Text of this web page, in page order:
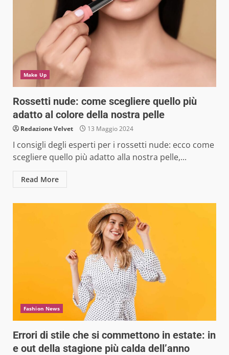
Make Up
Rossetti nude: come scegliere quello più
adatto al colore della nostra pelle
Redazione Velvet 13 Maggio 2024
I consigli degli esperti per i rossetti nude: ecco come
scegliere quello più adatto alla nostra pelle,...
Read More
Fashion News
Errori di stile che si commettono in estate: in
e out della stagione più calda dell’anno